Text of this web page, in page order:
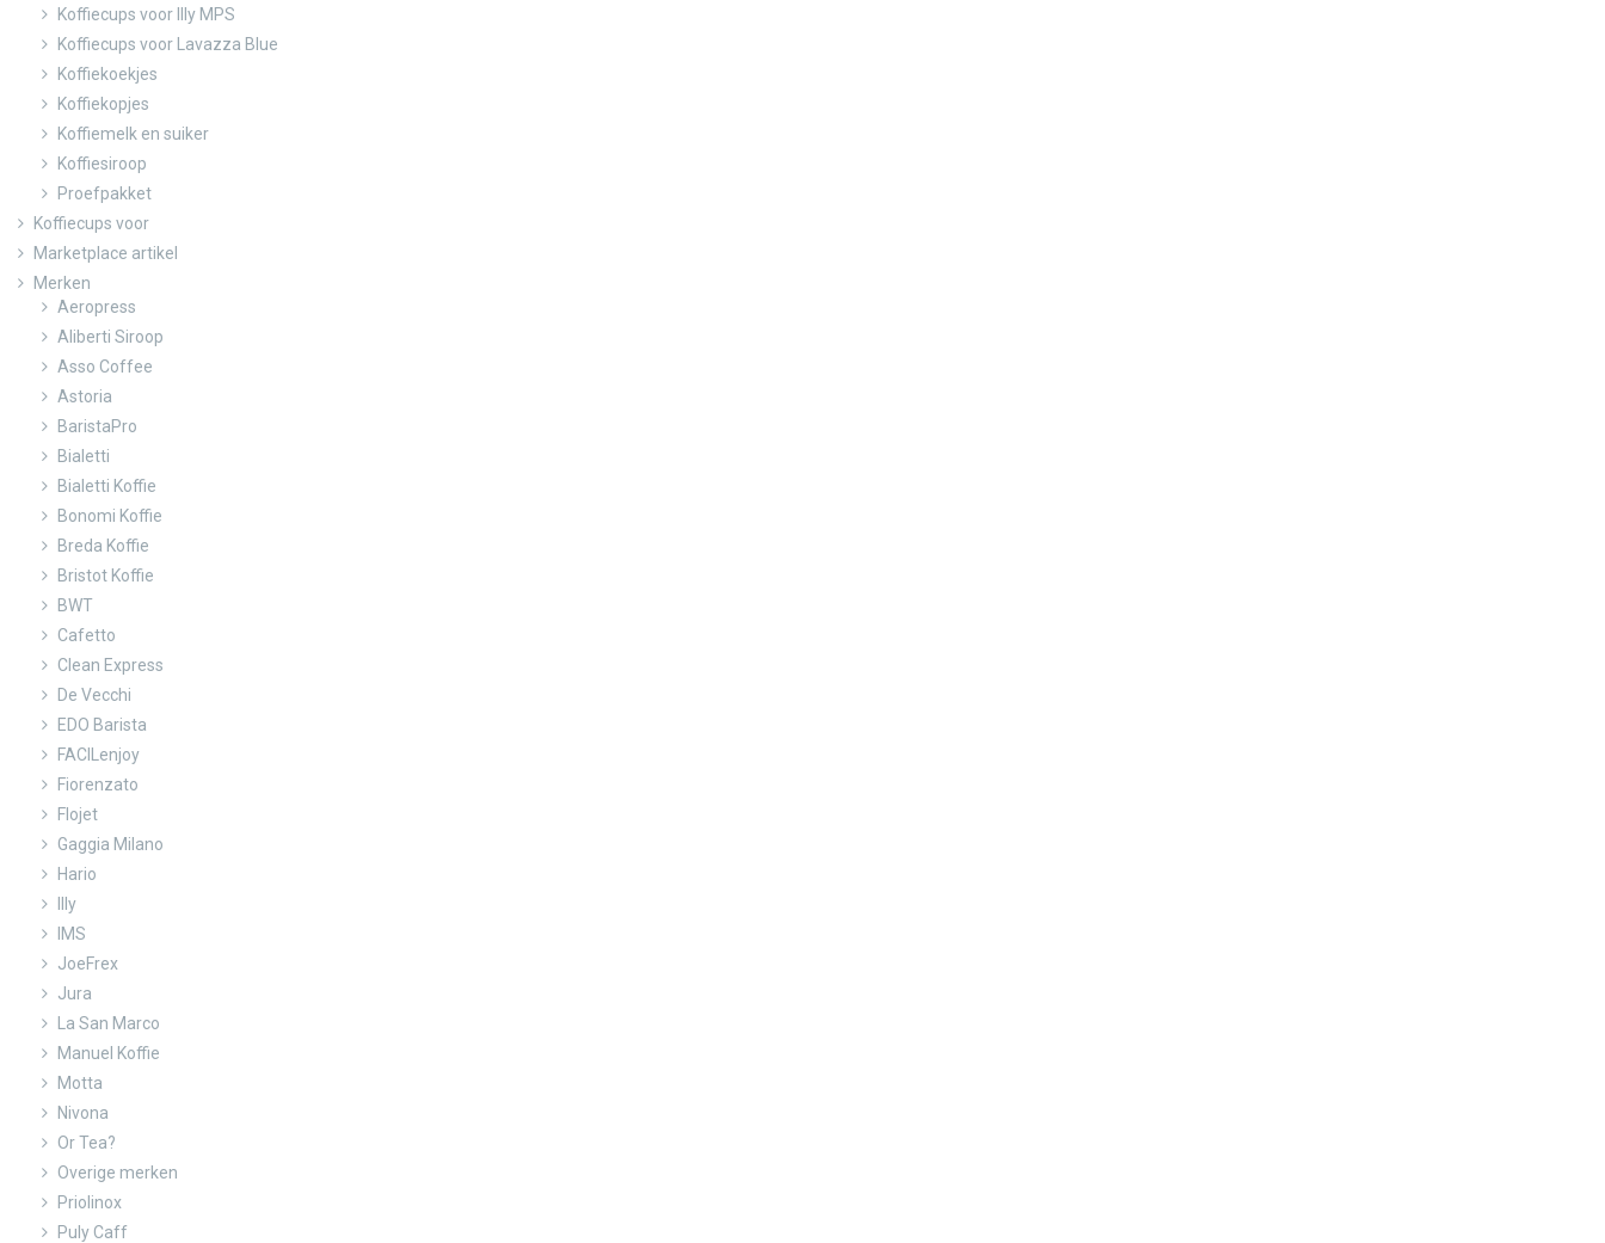
Koffiecups voor Illy MPS
Koffiecups voor Lavazza Blue
Koffiekoekjes
Koffiekopjes
Koffiemelk en suiker
Koffiesiroop
Proefpakket
Koffiecups voor
Marketplace artikel
Merken
Aeropress
Aliberti Siroop
Asso Coffee
Astoria
BaristaPro
Bialetti
Bialetti Koffie
Bonomi Koffie
Breda Koffie
Bristot Koffie
BWT
Cafetto
Clean Express
De Vecchi
EDO Barista
FACILenjoy
Fiorenzato
Flojet
Gaggia Milano
Hario
Illy
IMS
JoeFrex
Jura
La San Marco
Manuel Koffie
Motta
Nivona
Or Tea?
Overige merken
Priolinox
Puly Caff